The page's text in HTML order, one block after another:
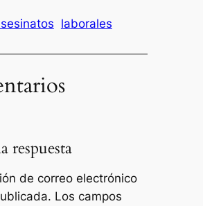
laborales
respuesta
de correo electrónico
Los campos